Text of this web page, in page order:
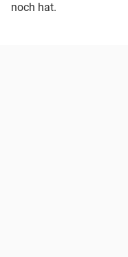
noch hat.